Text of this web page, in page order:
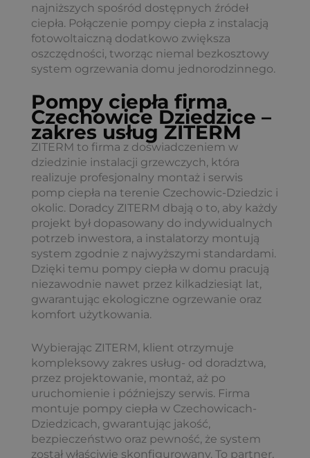
najniższych spośród dostępnych źródeł
ciepła. Połączenie pompy ciepła z instalacją
fotowoltaiczną dodatkowo zwiększa
oszczędności, tworząc niemal bezkosztowy
system ogrzewania domu jednorodzinnego.
Pompy ciepła firma
Czechowice Dziedzice –
zakres usług ZITERM
ZITERM to firma z doświadczeniem w
dziedzinie instalacji grzewczych, która
realizuje profesjonalny montaż i serwis
pomp ciepła na terenie Czechowic-Dziedzic i
okolic. Doradcy ZITERM dbają o to, aby każdy
projekt był dopasowany do indywidualnych
potrzeb inwestora, a instalatorzy montują
system zgodnie z najwyższymi standardami.
Dzięki temu pompy ciepła w domu pracują
niezawodnie nawet przez kilkadziesiąt lat,
gwarantując ekologiczne ogrzewanie oraz
komfort użytkowania.
Wybierając ZITERM, klient otrzymuje
kompleksowy zakres usług- od doradztwa,
przez projektowanie, montaż, aż po
uruchomienie i późniejszy serwis. Firma
montuje pompy ciepła w Czechowicach-
Dziedzicach, gwarantując jakość,
bezpieczeństwo oraz pewność, że system
został właściwie skonfigurowany. To partner,